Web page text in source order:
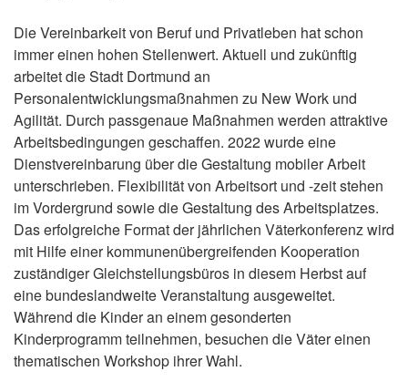
Die Vereinbarkeit von Beruf und Privatleben hat schon
immer einen hohen Stellenwert. Aktuell und zukünftig
arbeitet die Stadt Dortmund an
Personalentwicklungsmaßnahmen zu New Work und
Agilität. Durch passgenaue Maßnahmen werden attraktive
Arbeitsbedingungen geschaffen. 2022 wurde eine
Dienstvereinbarung über die Gestaltung mobiler Arbeit
unterschrieben. Flexibilität von Arbeitsort und -zeit stehen
im Vordergrund sowie die Gestaltung des Arbeitsplatzes.
Das erfolgreiche Format der jährlichen Väterkonferenz wird
mit Hilfe einer kommunenübergreifenden Kooperation
zuständiger Gleichstellungsbüros in diesem Herbst auf
eine bundeslandweite Veranstaltung ausgeweitet.
Während die Kinder an einem gesonderten
Kinderprogramm teilnehmen, besuchen die Väter einen
thematischen Workshop ihrer Wahl.